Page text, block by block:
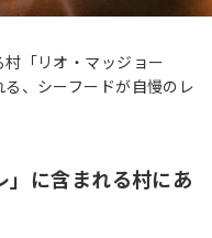
「リオ・マッジョー
、シーフードが自慢のレ
」に含まれる村にあ